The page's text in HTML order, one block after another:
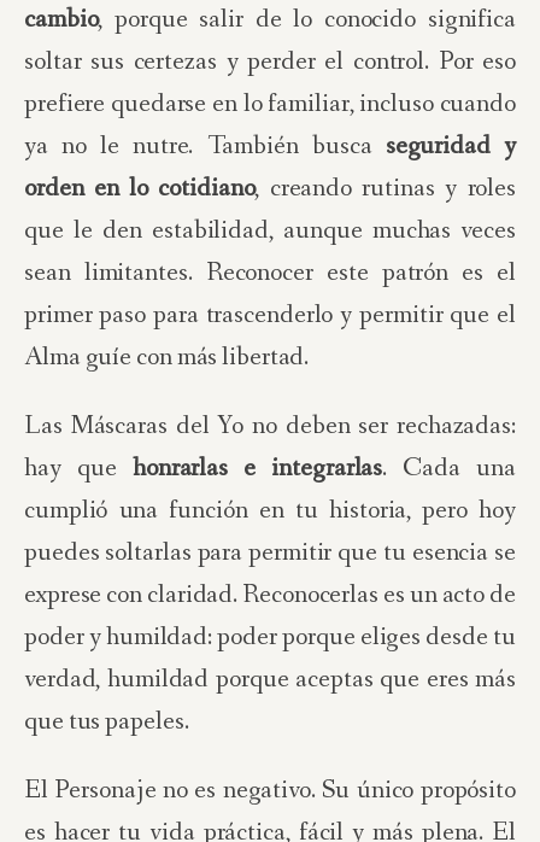
cambio, porque salir de lo conocido significa
soltar sus certezas y perder el control. Por eso
prefiere quedarse en lo familiar, incluso cuando
ya no le nutre. También busca seguridad y
orden en lo cotidiano, creando rutinas y roles
que le den estabilidad, aunque muchas veces
sean limitantes. Reconocer este patrón es el
primer paso para trascenderlo y permitir que el
Alma guíe con más libertad.
Las Máscaras del Yo no deben ser rechazadas:
hay que honrarlas e integrarlas. Cada una
cumplió una función en tu historia, pero hoy
puedes soltarlas para permitir que tu esencia se
exprese con claridad. Reconocerlas es un acto de
poder y humildad: poder porque eliges desde tu
verdad, humildad porque aceptas que eres más
que tus papeles.
El Personaje no es negativo. Su único propósito
es hacer tu vida práctica, fácil y más plena. El